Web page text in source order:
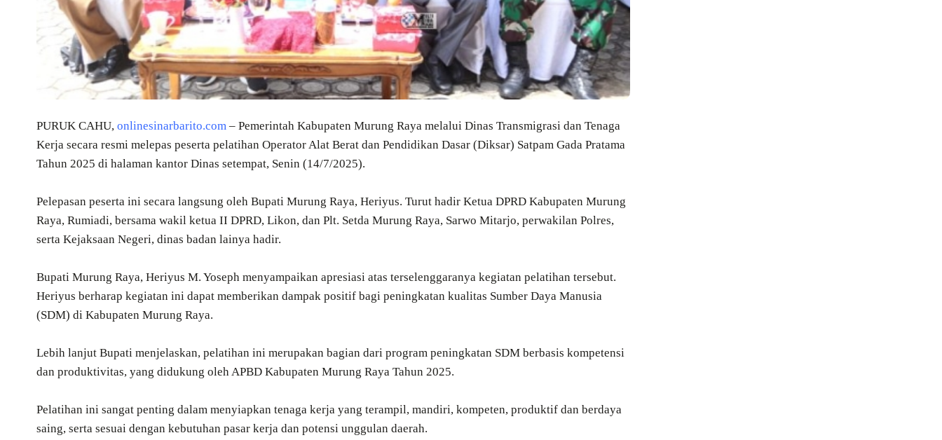
PURUK CAHU, onlinesinarbarito.com – Pemerintah Kabupaten Murung Raya melalui Dinas Transmigrasi dan Tenaga
Kerja secara resmi melepas peserta pelatihan Operator Alat Berat dan Pendidikan Dasar (Diksar) Satpam Gada Pratama
Tahun 2025 di halaman kantor Dinas setempat, Senin (14/7/2025).
Pelepasan peserta ini secara langsung oleh Bupati Murung Raya, Heriyus. Turut hadir Ketua DPRD Kabupaten Murung
Raya, Rumiadi, bersama wakil ketua II DPRD, Likon, dan Plt. Setda Murung Raya, Sarwo Mitarjo, perwakilan Polres,
serta Kejaksaan Negeri, dinas badan lainya hadir.
Bupati Murung Raya, Heriyus M. Yoseph menyampaikan apresiasi atas terselenggaranya kegiatan pelatihan tersebut.
Heriyus berharap kegiatan ini dapat memberikan dampak positif bagi peningkatan kualitas Sumber Daya Manusia
(SDM) di Kabupaten Murung Raya.
Lebih lanjut Bupati menjelaskan, pelatihan ini merupakan bagian dari program peningkatan SDM berbasis kompetensi
dan produktivitas, yang didukung oleh APBD Kabupaten Murung Raya Tahun 2025.
Pelatihan ini sangat penting dalam menyiapkan tenaga kerja yang terampil, mandiri, kompeten, produktif dan berdaya
saing, serta sesuai dengan kebutuhan pasar kerja dan potensi unggulan daerah.